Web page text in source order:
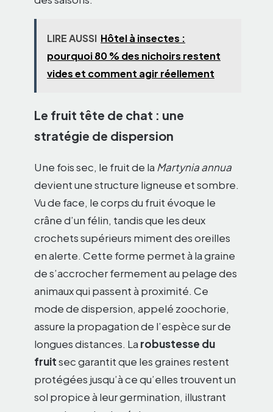
LIRE AUSSI Hôtel à insectes :
pourquoi 80 % des nichoirs restent
vides et comment agir réellement
Le fruit tête de chat : une
stratégie de dispersion
Une fois sec, le fruit de la Martynia annua
devient une structure ligneuse et sombre.
Vu de face, le corps du fruit évoque le
crâne d’un félin, tandis que les deux
crochets supérieurs miment des oreilles
en alerte. Cette forme permet à la graine
de s’accrocher fermement au pelage des
animaux qui passent à proximité. Ce
mode de dispersion, appelé zoochorie,
assure la propagation de l’espèce sur de
longues distances. La robustesse du
fruitsec garantit que les graines restent
protégées jusqu’à ce qu’elles trouvent un
sol propice à leur germination, illustrant